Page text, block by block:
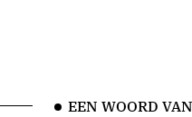
EEN WOORD